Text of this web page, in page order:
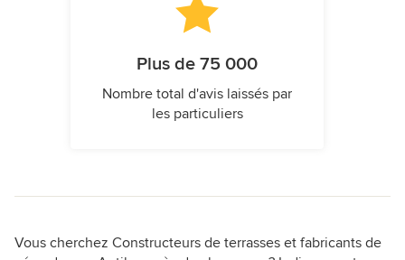
Plus de 75 000
Nombre total d'avis laissés par
les particuliers
Vous cherchez Constructeurs de terrasses et fabricants de